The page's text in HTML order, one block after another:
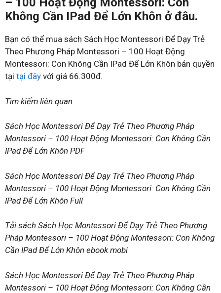
Không Cần IPad Để Lớn Khôn ở đâu.
Bạn có thể mua sách Sách Học Montessori Để Dạy Trẻ
Theo Phương Pháp Montessori – 100 Hoạt Động
Montessori: Con Không Cần IPad Để Lớn Khôn bản quyền
tại tại đây với giá 66.300đ.
Tìm kiếm liên quan
Sách Học Montessori Để Dạy Trẻ Theo Phương Pháp
Montessori – 100 Hoạt Động Montessori: Con Không Cần
IPad Để Lớn Khôn PDF
Sách Học Montessori Để Dạy Trẻ Theo Phương Pháp
Montessori – 100 Hoạt Động Montessori: Con Không Cần
IPad Để Lớn Khôn Full
Tải sách Sách Học Montessori Để Dạy Trẻ Theo Phương
Pháp Montessori – 100 Hoạt Động Montessori: Con Không
Cần IPad Để Lớn Khôn ebook mobi
Sách Học Montessori Để Dạy Trẻ Theo Phương Pháp
Montessori – 100 Hoạt Động Montessori: Con Không Cần